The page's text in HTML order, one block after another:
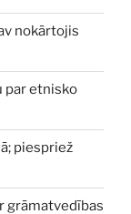
nokārtojis
par etnisko
piespriež
grāmatvedības